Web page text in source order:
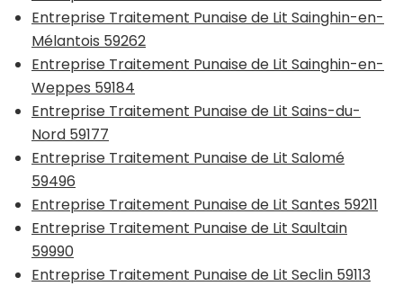
Entreprise Traitement Punaise de Lit Sainghin-en-
Mélantois 59262
Entreprise Traitement Punaise de Lit Sainghin-en-
Weppes 59184
Entreprise Traitement Punaise de Lit Sains-du-
Nord 59177
Entreprise Traitement Punaise de Lit Salomé
59496
Entreprise Traitement Punaise de Lit Santes 59211
Entreprise Traitement Punaise de Lit Saultain
59990
Entreprise Traitement Punaise de Lit Seclin 59113